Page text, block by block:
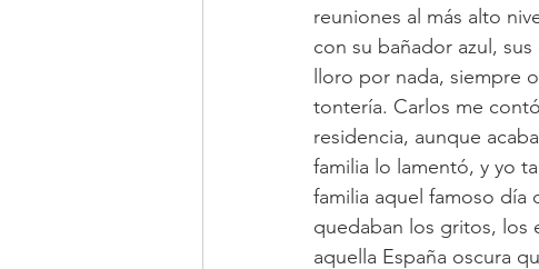
reuniones al más alto
con su bañador azul,
lloro por nada, siempre
tontería. Carlos me
residencia, aunque
familia lo lamentó, y yo
familia aquel famoso día
quedaban los gritos, los
aquella España oscura